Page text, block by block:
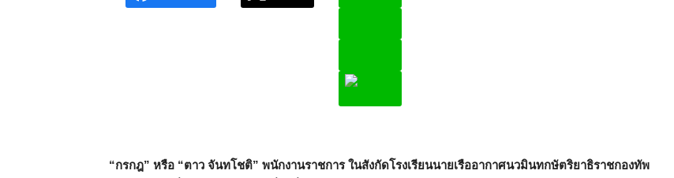
“กรกฎ” หรือ “ตาว จันทโชติ” พนักงานราชการ ในสังกัดโรงเรียนนายเรืออากาศนวมินทกษัตริยาธิราชกองทัพ